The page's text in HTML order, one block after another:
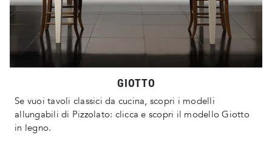
GIOTTO
Se vuoi tavoli classici da cucina, scopri i modelli
allungabili di Pizzolato: clicca e scopri il modello Giotto
in legno.